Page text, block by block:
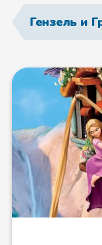
доставай, -
сердито. - Да
веретена не
Пошла
колодцу и с
бросилась в
воду и сразу
А когда
что лежит на
неба солнце
цветы растут.
Пошла
Гензель и